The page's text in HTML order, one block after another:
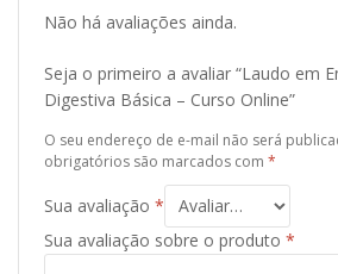
Não há avaliações ainda.
Seja o primeiro a avaliar “Laudo em
Digestiva Básica – Curso Online”
O seu endereço de e-mail não será
obrigatórios são marcados com *
Sua avaliação *
Sua avaliação sobre o produto *